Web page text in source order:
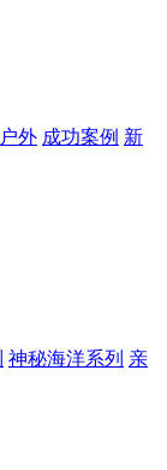
户外 成功案例 新
神秘海洋系列 亲